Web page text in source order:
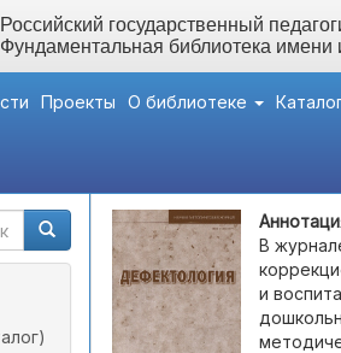
Российский государственный
Фундаментальная библиотека
Проекты О библиотеке
В
и